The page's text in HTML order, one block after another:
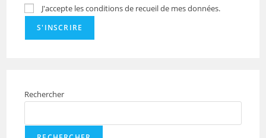
J'accepte les conditions de recueil de mes données.
Rechercher